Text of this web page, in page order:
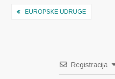
Navigacija
EUROPSKE UDRUGE
Registracija